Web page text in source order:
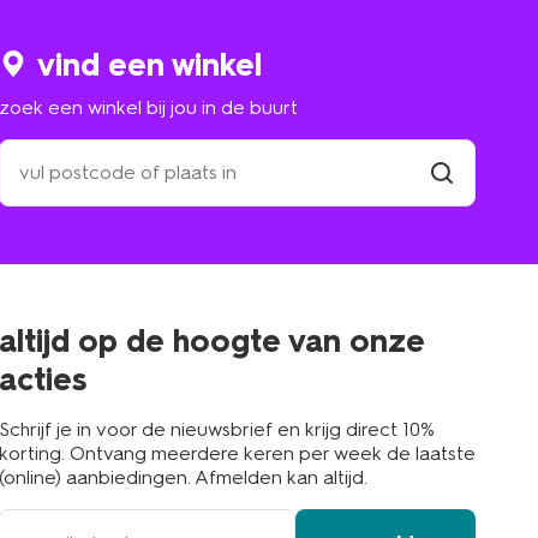
vind een winkel
zoek een winkel bij jou in de buurt
zoek
een
winkel
altijd op de hoogte van onze
acties
Schrijf je in voor de nieuwsbrief en krijg direct 10%
korting. Ontvang meerdere keren per week de laatste
(online) aanbiedingen. Afmelden kan altijd.
e-